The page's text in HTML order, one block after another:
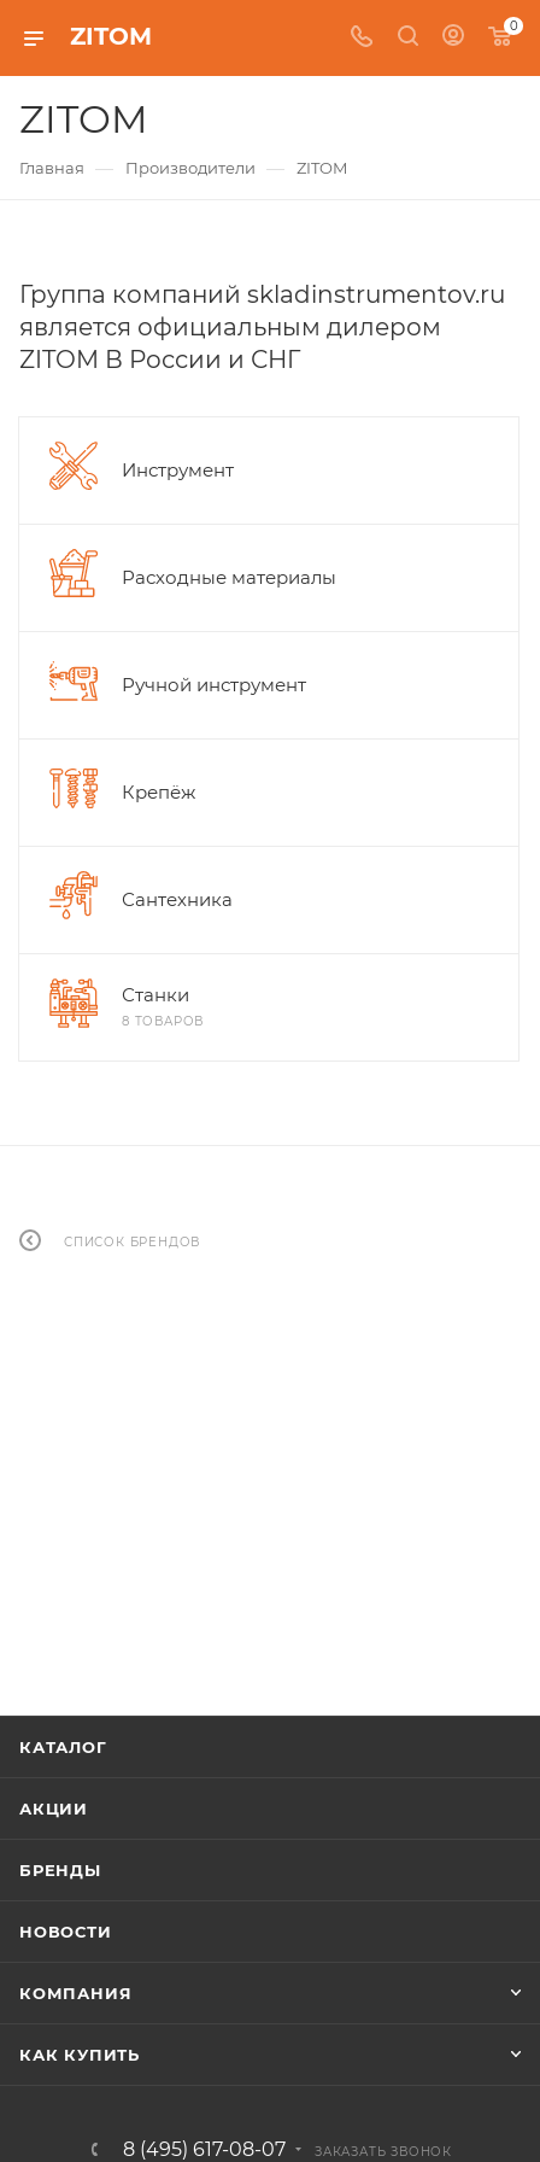
ZITOM 0
ZITOM
Главная — Производители — ZITOM
Группа компаний skladinstrumentov.ru
является официальным дилером
ZITOM В России и СНГ
Инструмент
Расходные материалы
Ручной инструмент
Крепёж
Сантехника
Станки
8 ТОВАРОВ
СПИСОК БРЕНДОВ
КАТАЛОГ
АКЦИИ
БРЕНДЫ
НОВОСТИ
КОМПАНИЯ
КАК КУПИТЬ
8 (495) 617-08-07 ЗАКАЗАТЬ ЗВОНОК